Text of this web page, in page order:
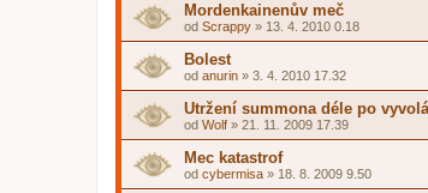
Mordenkainenův meč
od Scrappy » 13. 4. 2010 0.18
Bolest
od anurin » 3. 4. 2010 17.32
Utržení summona déle po
od Wolf » 21. 11. 2009 17.39
Mec katastrof
od cybermisa » 18. 8. 2009 9.50